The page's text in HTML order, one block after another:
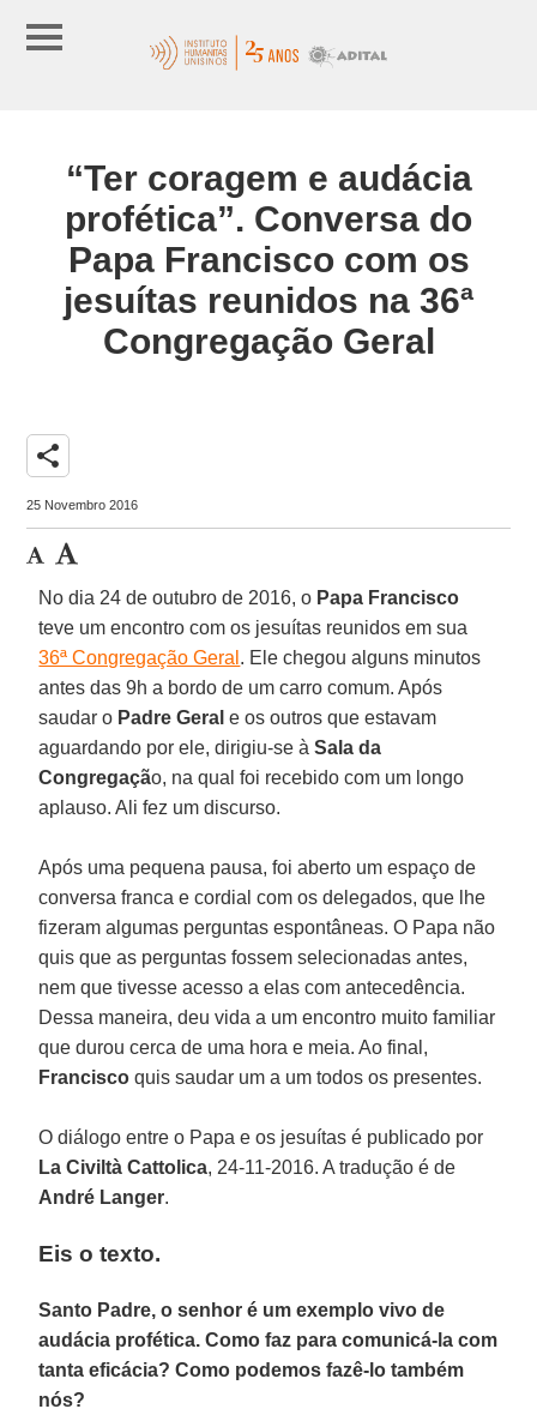
“Ter coragem e audácia
profética”. Conversa do
Papa Francisco com os
jesuítas reunidos na 36ª
Congregação Geral
share
25 Novembro 2016
No dia 24 de outubro de 2016, o Papa Francisco
teve um encontro com os jesuítas reunidos em sua
36ª Congregação Geral . Ele chegou alguns minutos
antes das 9h a bordo de um carro comum. Após
saudar o Padre Geral e os outros que estavam
aguardando por ele, dirigiu-se àSala da
Congregação, na qual foi recebido com um longo
aplauso. Ali fez um discurso.
Após uma pequena pausa, foi aberto um espaço de
conversa franca e cordial com os delegados, que lhe
fizeram algumas perguntas espontâneas. O Papa não
quis que as perguntas fossem selecionadas antes,
nem que tivesse acesso a elas com antecedência.
Dessa maneira, deu vida a um encontro muito familiar
que durou cerca de uma hora e meia. Ao final,
Francisco quis saudar um a um todos os presentes.
O diálogo entre o Papa e os jesuítas é publicado por
La Civiltà Cattolica, 24-11-2016. A tradução é de
André Langer.
Eis o texto.
Santo Padre, o senhor é um exemplo vivo de
audácia profética. Como faz para comunicá-la com
tanta eficácia? Como podemos fazê-lo também
nós?